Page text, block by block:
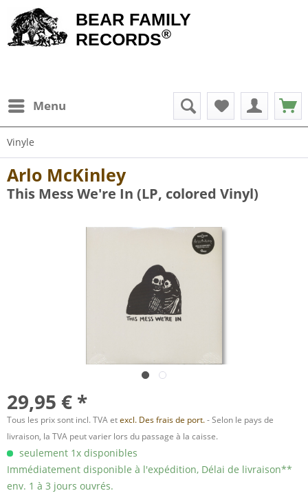
BEAR FAMILY
RECORDS®
Menu
Vinyle
Arlo McKinley
This Mess We're In (LP, colored Vinyl)
29,95 € *
Tous les prix sont incl. TVA etexcl. Des frais de port.- Selon le pays de
livraison, la TVA peut varier lors du passage à la caisse.
seulement 1x disponibles
Immédiatement disponible à l'expédition, Délai de livraison**
env. 1 à 3 jours ouvrés.